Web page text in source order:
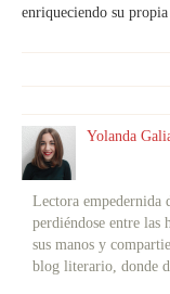
enriqueciendo su
Yolanda
Lectora empedernida
perdiéndose entre las
sus manos y
blog literario, donde